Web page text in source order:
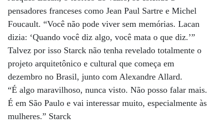
pensadores franceses como Jean Paul Sartre e Michel
Foucault. “Você não pode viver sem memórias. Lacan
dizia: ‘Quando você diz algo, você mata o que diz.’”
Talvez por isso Starck não tenha revelado totalmente o
projeto arquitetônico e cultural que começa em
dezembro no Brasil, junto com Alexandre Allard.
“É algo maravilhoso, nunca visto. Não posso falar mais.
É em São Paulo e vai interessar muito, especialmente às
mulheres.” Starck